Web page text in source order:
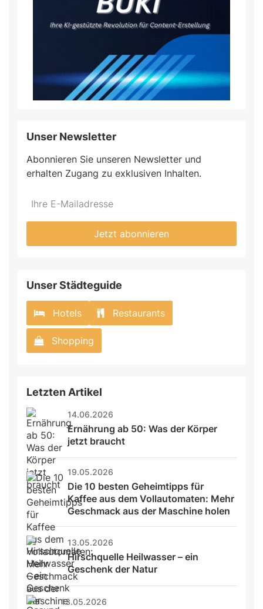
Unser Newsletter
Abonnieren Sie unseren Newsletter und
erhalten Zugang zu exklusiven Inhalten.
Jetzt abonnieren
Unser Städteguide
Hotels Restaurants
Shopping
Letzten Artikel
14.06.2026
Ernährung ab 50: Was der Körper
jetzt braucht
19.05.2026
Die 10 besten Geheimtipps für
Kaffee aus dem Vollautomaten: Mehr
Geschmack aus der Maschine holen
13.05.2026
Hirschquelle Heilwasser – ein
Geschenk der Natur
13.05.2026